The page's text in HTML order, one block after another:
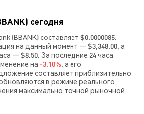
сегодня
(BBANK) составляет $0.0000085.
на данный момент — $3,348.00, а
— $8.50. За последние 24 часа
на -3.10%, а его
составляет приблизительно
в режиме реального
максимально точной рыночной